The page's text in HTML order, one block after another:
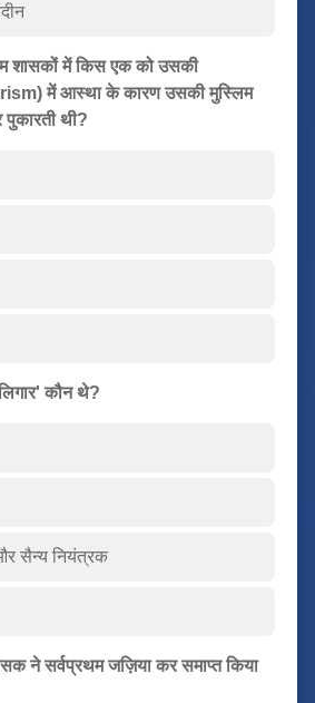
शासकों में किस एक को उसकी
में आस्था के कारण उसकी मुस्लिम
थी?
कौन थे?
सैन्य नियंत्रक
ने सर्वप्रथम जज़िया कर समाप्त किया